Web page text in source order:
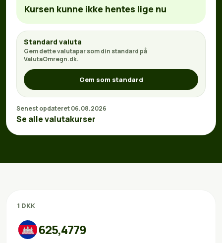
Kursen kunne ikke hentes lige nu
Standard valuta
Gem dette valutapar som din standard på
ValutaOmregn.dk.
Gem som standard
Senest opdateret 06.08.2026
Se alle valutakurser
1 DKK
625,4779